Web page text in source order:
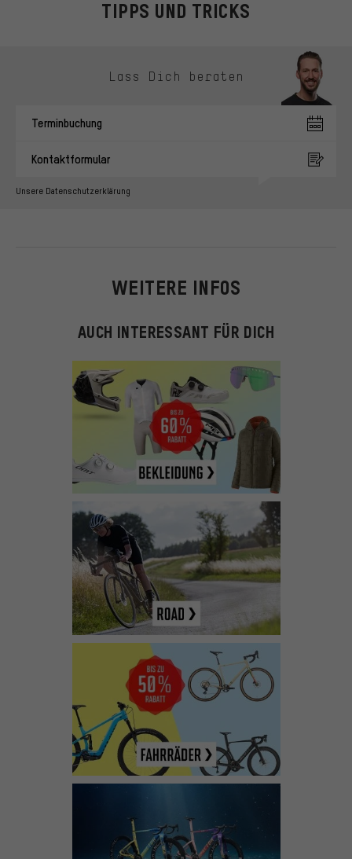
TIPPS UND TRICKS
Lass Dich beraten
Terminbuchung
Kontaktformular
Unsere Datenschutzerklärung
WEITERE INFOS
AUCH INTERESSANT FÜR DICH